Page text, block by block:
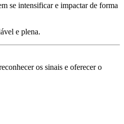
se intensificar e impactar de forma
e plena.
os sinais e oferecer o